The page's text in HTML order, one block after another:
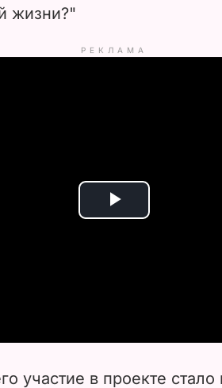
жизни?"
РЕКЛАМА
P
участие в проекте